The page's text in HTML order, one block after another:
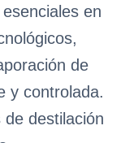
en
de
y controlada.
destilación